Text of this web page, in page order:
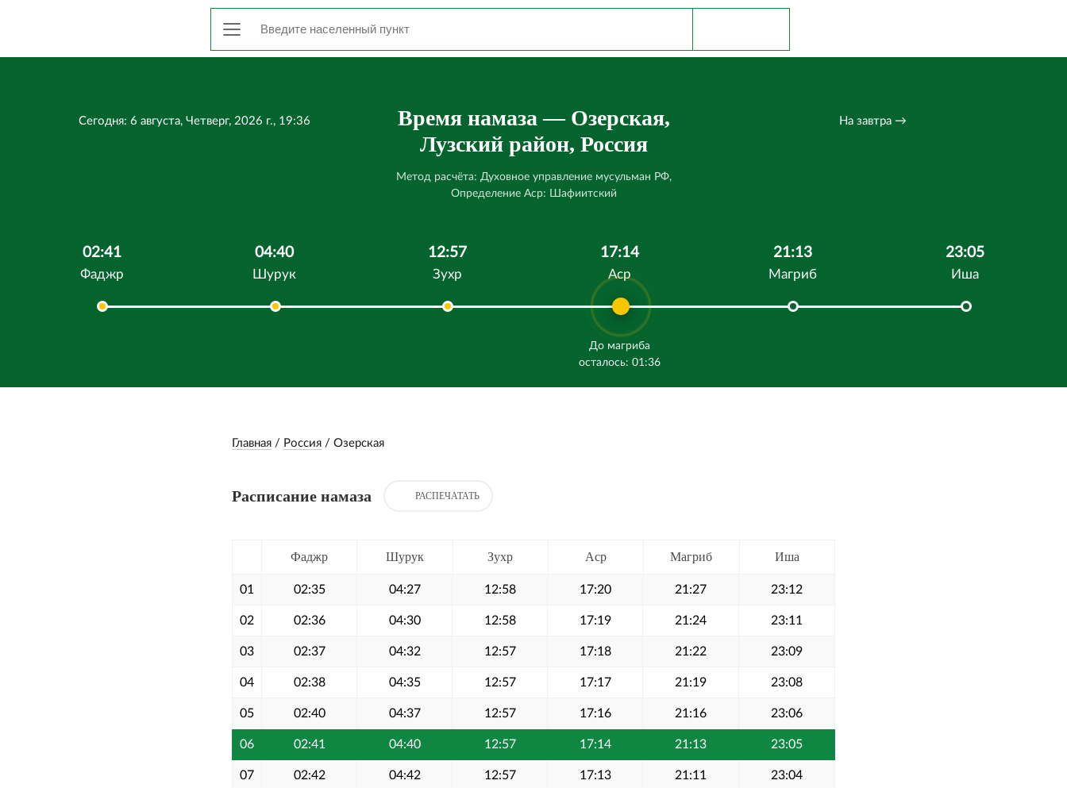
Сегодня: 6 августа, Четверг, 2026 г., 19:36
Время намаза — Озерская,
Лузский район, Россия
Метод расчёта: Духовное управление мусульман РФ,
Определение Аср: Шафиитский
На завтра →
02:41
Фаджр
04:40
Шурук
12:57
Зухр
17:14
Аср
До магриба
осталось: 01:36
21:13
Магриб
23:05
Иша
Главная / Россия / Озерская
Расписание намаза РАСПЕЧАТАТЬ
Фаджр Шурук Зухр Аср Магриб Иша
01 02:35 04:27 12:58 17:20 21:27 23:12
02 02:36 04:30 12:58 17:19 21:24 23:11
03 02:37 04:32 12:57 17:18 21:22 23:09
04 02:38 04:35 12:57 17:17 21:19 23:08
05 02:40 04:37 12:57 17:16 21:16 23:06
06 02:41 04:40 12:57 17:14 21:13 23:05
07 02:42 04:42 12:57 17:13 21:11 23:04